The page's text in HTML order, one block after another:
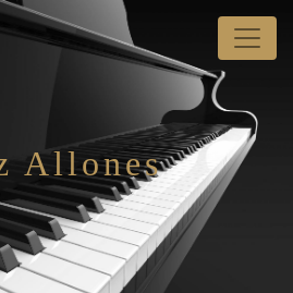
Allones